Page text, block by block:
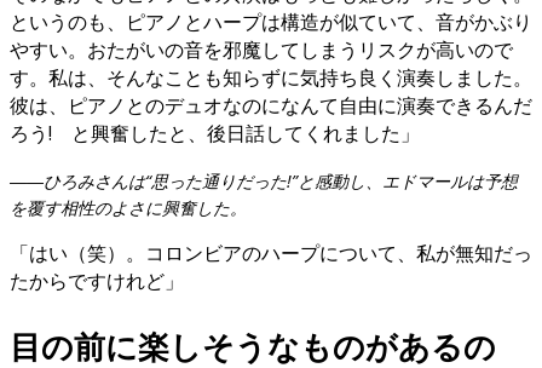
というのも、ピアノとハープは構造が似ていて、音がかぶり
やすい。おたがいの音を邪魔してしまうリスクが高いので
す。私は、そんなことも知らずに気持ち良く演奏しました。
彼は、ピアノとのデュオなのになんて自由に演奏できるんだ
ろう! と興奮したと、後日話してくれました」
――ひろみさんは“思った通りだった!”と感動し、エドマールは予想
を覆す相性のよさに興奮した。
「はい（笑）。コロンビアのハープについて、私が無知だっ
たからですけれど」
目の前に楽しそうなものがあるの